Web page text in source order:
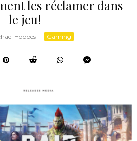
les réclamer dans
le jeu!
Hobbes · Gaming